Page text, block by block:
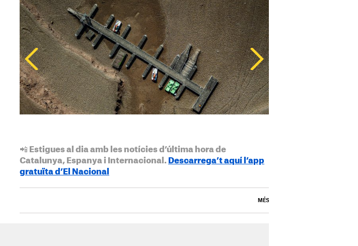
📲 Estigues al dia amb les notícies d’última hora de
Catalunya, Espanya i Internacional. Descarrega’t aquí l’app
gratuïta d’El Nacional
MÉS